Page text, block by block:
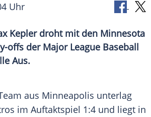
Uhr
Kepler droht mit den Minnesota
offs der Major League Baseball
Aus.
aus Minneapolis unterlag
im Auftaktspiel 1:4 und liegt in